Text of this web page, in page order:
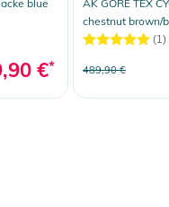
blue
€*
AK GORE TEX
chestnut brown/
(1)
489,90 €